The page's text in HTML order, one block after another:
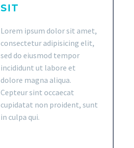
SIT
Lorem ipsum dolor sit amet,
consectetur adipisicing elit,
sed do eiusmod tempor
incididunt ut labore et
dolore magna aliqua.
Cepteur sint occaecat
cupidatat non proident, sunt
in culpa qui.